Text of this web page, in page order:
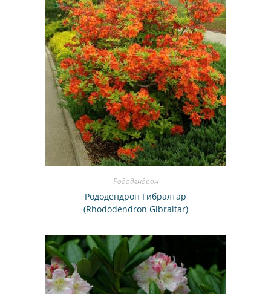
Рододендрон
Рододендрон Гибралтар
(Rhododendron Gibraltar)